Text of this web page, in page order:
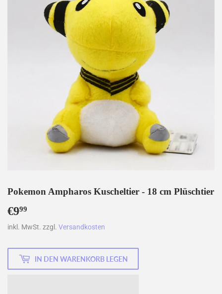
Pokemon Ampharos Kuscheltier - 18 cm Plüschtier
€999
inkl. MwSt. zzgl. Versandkosten
IN DEN WARENKORB LEGEN